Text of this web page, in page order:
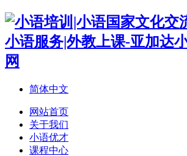
简体中文
网站首页
关于我们
小语优才
课程中心